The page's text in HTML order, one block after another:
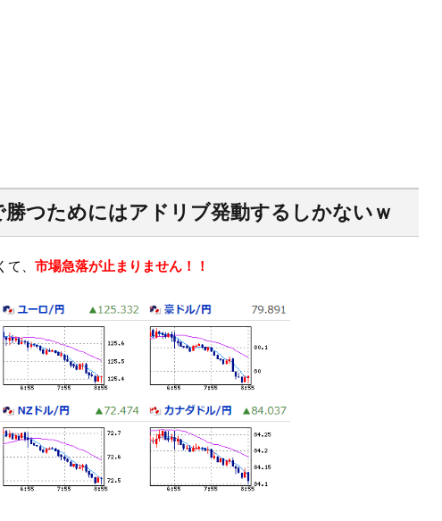
勝つためにはアドリブ発動するしかないｗ
、 市場急落が止まりません！！